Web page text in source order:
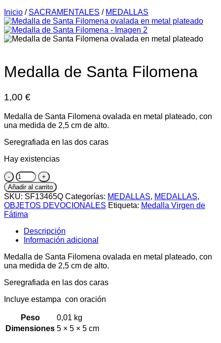
Inicio / SACRAMENTALES / MEDALLAS
Medalla de Santa Filomena
1,00 €
Medalla de Santa Filomena ovalada en metal plateado, con
una medida de 2,5 cm de alto.
Seregrafiada en las dos caras
Hay existencias
Medalla
de
Santa
Filomena
cantidad
Añadir al carrito
SKU: SF13465Q Categorías: MEDALLAS, MEDALLAS,
OBJETOS DEVOCIONALES Etiqueta: Medalla Virgen de
Fátima
Descripción
Información adicional
Medalla de Santa Filomena ovalada en metal plateado, con
una medida de 2,5 cm de alto.
Seregrafiada en las dos caras
Incluye estampa con oración
Peso
0,01 kg
Dimensiones 5 × 5 × 5 cm